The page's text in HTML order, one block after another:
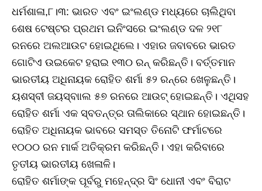
ଧର୍ମଶାଳା,୮।୩: ଭାରତ ଏବଂ ଇଂଲଣ୍ଡ ମଧ୍ୟରେ ଚାଲିଥିବା
ଶେଷ ଟେଷ୍ଟର ପ୍ରଥମ ଇନିଂସରେ ଇଂଲଣ୍ଡ ଦଳ ୨୧୮
ରନରେ ଅଲଆଉଟ ହୋଇଥିଲେ। ଏହାର ଜବାବରେ ଭାରତ
ଗୋଟିଏ ଉଇକେଟ ହରାଇ ୧୩୦ ରନ୍‌ କରିଛନ୍ତି। ବର୍ତ୍ତମାନ
ଭାରତୀୟ ଅଧିନାୟକ ରୋହିତ ଶର୍ମା ୫୨ ରନ୍‌ରେ ଖେଳୁଛନ୍ତି।
ୟଶସ୍ବୀ ଜୟସ୍ବାାଲ ୫୭ ରନରେ ଆଉଟ୍‌ ହୋଇଛନ୍ତି। ଏଥିସହ
ରୋହିତ ଶର୍ମା ଏକ ସ୍ବତନ୍ତ୍ର ତାଲିକାରେ ସ୍ଥାନ ହୋଇଛନ୍ତି।
ରୋହିତ ଅଧିନାୟକ ଭାବରେ ସମସ୍ତ ତିନୋଟି ଫର୍ମାଟରେ
୧୦୦୦ ରନ ମାର୍କ ଅତିକ୍ରମ କରିଛନ୍ତି। ଏହା କରିବାରେ
ତୃତୀୟ ଭାରତୀୟ ଖେଳାଳି।
ରୋହିତ ଶର୍ମାଙ୍କ ପୂର୍ବରୁ ମହେନ୍ଦ୍ର ସିଂ ଧୋନୀ ଏବଂ ବିରାଟ